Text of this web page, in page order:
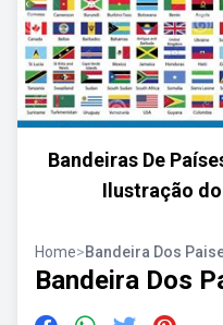
Bandeiras De
Ilustração
Home>Bandeira Dos
Bandeira Dos